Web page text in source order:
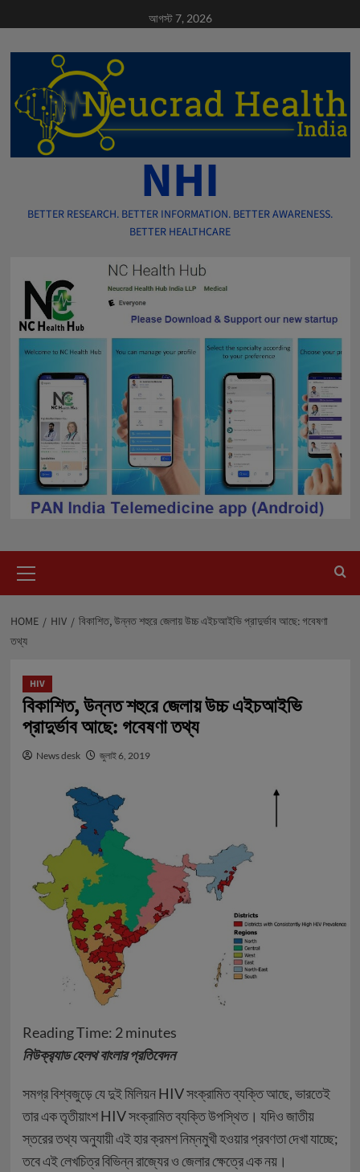
to
content
আগস্ট 7, 2026
NHI
BETTER RESEARCH. BETTER INFORMATION. BETTER AWARENESS.
BETTER HEALTHCARE
Menu
HOME HIV
বিকাশিত, উন্নত শহুরে জেলায় উচ্চ এইচআইভি প্রাদুর্ভাব আছে: গবেষণা
তথ্য
HIV
বিকাশিত, উন্নত শহুরে জেলায় উচ্চ এইচআইভি
প্রাদুর্ভাব আছে: গবেষণা তথ্য
News desk জুলাই 6, 2019
Reading Time: 2 minutes
নিউক্র‍্যাড হেলথ বাংলার প্রতিবেদন
সমগ্র বিশ্বজুড়ে যে দুই মিলিয়ন HIV সংক্রামিত ব্যক্তি আছে, ভারতেই
তার এক তৃতীয়াংশ HIV সংক্রামিত ব্যক্তি উপস্থিত। যদিও জাতীয়
স্তরের তথ্য অনুযায়ী এই হার ক্রমশ নিম্নমুখী হওয়ার প্রবণতা দেখা যাচ্ছে;
তবে এই লেখচিত্র বিভিন্ন রাজ্যের ও জেলার ক্ষেত্রে এক নয়।